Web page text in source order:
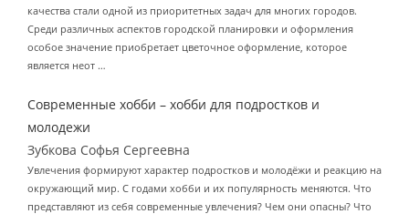
качества стали одной из приоритетных задач для многих городов.
Среди различных аспектов городской планировки и оформления
особое значение приобретает цветочное оформление, которое
является неот …
Современные хобби – хобби для подростков и
молодежи
Зубкова Софья Сергеевна
Увлечения формируют характер подростков и молодёжи и реакцию на
окружающий мир. С годами хобби и их популярность меняются. Что
представляют из себя современные увлечения? Чем они опасны? Что